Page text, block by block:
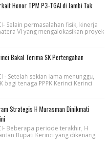
Honor TPM P3-TGAI di Jambi Tak
Selain permasalahan fisik, kinerja
VI yang mengalokasikan proyek
Bakal Terima SK Pertengahan
- Setelah sekian lama menunggu,
bagi tenaga PPPK Kerinci Kerinci
Strategis H Murasman Dinikmati
Beberapa periode terakhir, H
Bupati Kerinci yang dikenang